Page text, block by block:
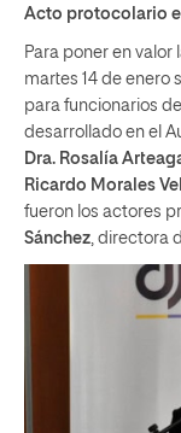
Acto protocolario
Para poner en valor
martes 14 de enero
para funcionarios
desarrollado en el
Dra. Rosalía
Ricardo Morales
fueron los actores
Sánchez , directora